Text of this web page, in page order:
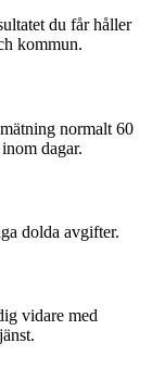
du får håller
kommun.
normalt 60
dagar.
dolda avgifter.
vidare med